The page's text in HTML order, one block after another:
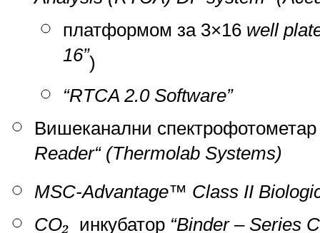
платформом за 3×16 well
16”)
“RTCA 2.0 Software”
Вишеканални
Reader“ (Thermolab Systems)
MSC-Advantage™ Class II
CO₂ инкубатор “Binder – Series